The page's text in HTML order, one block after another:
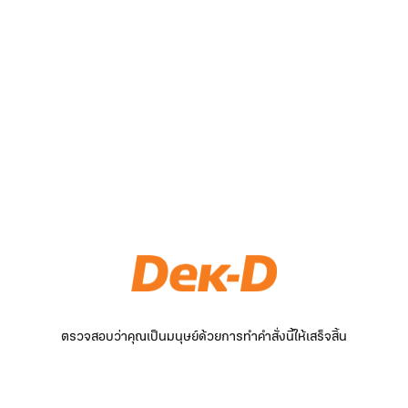
ตรวจสอบว่าคุณเป็นมนุษย์ด้วยการทำคำสั่งนี้ให้เสร็จสิ้น